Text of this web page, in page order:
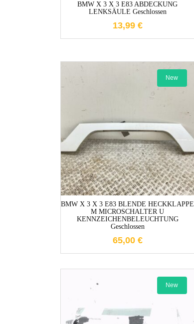
BMW X 3 X 3 E83 ABDECKUNG
LENKSÄULE Geschlossen
13,99 €
New
BMW X 3 X 3 E83 BLENDE HECKKLAPPE
M MICROSCHALTER U
KENNZEICHENBELEUCHTUNG
Geschlossen
65,00 €
1-3 Werktage
New